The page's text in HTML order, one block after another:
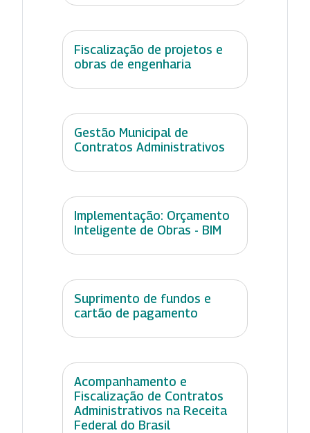
Fiscalização de projetos e
obras de engenharia
Gestão Municipal de
Contratos Administrativos
Implementação: Orçamento
Inteligente de Obras - BIM
Suprimento de fundos e
cartão de pagamento
Acompanhamento e
Fiscalização de Contratos
Administrativos na Receita
Federal do Brasil